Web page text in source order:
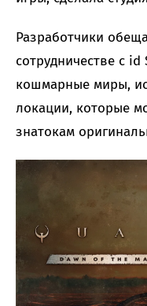
Разработчики
сотрудничестве с
кошмарные миры,
локации, которые
знатокам